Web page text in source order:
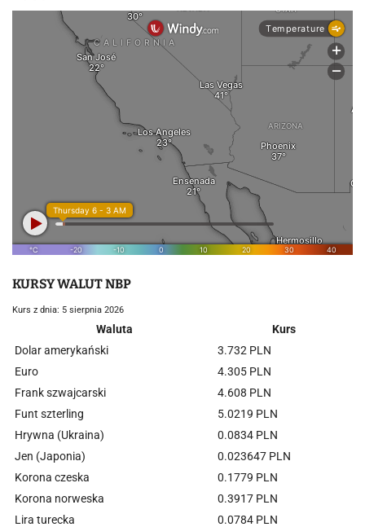
KURSY WALUT NBP
Kurs z dnia: 5 sierpnia 2026
Waluta
Kurs
Dolar amerykański
3.732 PLN
Euro
4.305 PLN
Frank szwajcarski
4.608 PLN
Funt szterling
5.0219 PLN
Hrywna (Ukraina)
0.0834 PLN
Jen (Japonia)
0.023647 PLN
Korona czeska
0.1779 PLN
Korona norweska
0.3917 PLN
Lira turecka
0.0784 PLN